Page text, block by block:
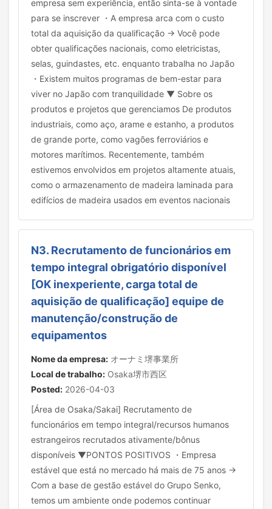
empresa sem experiência, então sinta-se à vontade
para se inscrever ・A empresa arca com o custo
total da aquisição da qualificação → Você pode
obter qualificações nacionais, como eletricistas,
selas, guindastes, etc. enquanto trabalha no Japão
・Existem muitos programas de bem-estar para
viver no Japão com tranquilidade ▼ Sobre os
produtos e projetos que gerenciamos De produtos
industriais, como aço, arame e estanho, a produtos
de grande porte, como vagões ferroviários e
motores marítimos. Recentemente, também
estivemos envolvidos em projetos altamente atuais,
como o armazenamento de madeira laminada para
edifícios de madeira usados em eventos nacionais
N3. Recrutamento de funcionários em
tempo integral obrigatório disponível
[OK inexperiente, carga total de
aquisição de qualificação] equipe de
manutenção/construção de
equipamentos
Nome da empresa: オーナミ堺事業所
Local de trabalho: Osaka堺市西区
Posted: 2026-04-03
[Área de Osaka/Sakai] Recrutamento de
funcionários em tempo integral/recursos humanos
estrangeiros recrutados ativamente/bônus
disponíveis ▼PONTOS POSITIVOS ・Empresa
estável que está no mercado há mais de 75 anos →
Com a base de gestão estável do Grupo Senko,
temos um ambiente onde podemos continuar